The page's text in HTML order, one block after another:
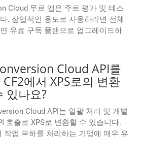
Cloud 무료 앱은 주로 평가 및 테스
. 상업적인 용도로 사용하려면 전체
유료 구독 플랜으로 업그레이드하
Cloud API를
에서 XPS로의 변환
있나요?
Cloud API는 일괄 처리 및 개별
호출로 XPS로 변환할 수 있습니다.
작업 부하를 처리하는 기업에 매우 유